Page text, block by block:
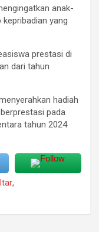
anak-
yang
prestasi di
dari tahun
hadiah
pada
tahun 2024
,